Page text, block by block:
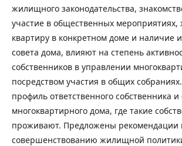
жилищного законодательства,
участие в общественных
квартиру в конкретном доме и наличие
совета дома, влияют на степень
собственников в управлении
посредством участия в общих
профиль ответственного собственника и
многоквартирного дома, где такие
проживают. Предложены рекомендации
совершенствованию жилищной